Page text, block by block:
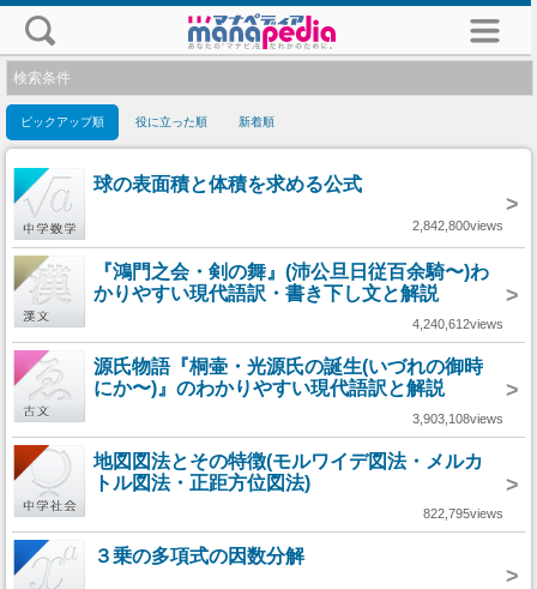
検索条件
ピックアップ順 役に立った順 新着順
球の表面積と体積を求める公式
>
2,842,800views
『鴻門之会・剣の舞』(沛公旦日従百余騎〜)わ
かりやすい現代語訳・書き下し文と解説
>
4,240,612views
源氏物語『桐壷・光源氏の誕生(いづれの御時
にか〜)』のわかりやすい現代語訳と解説
>
3,903,108views
地図図法とその特徴(モルワイデ図法・メルカ
トル図法・正距方位図法)
>
822,795views
３乗の多項式の因数分解
>